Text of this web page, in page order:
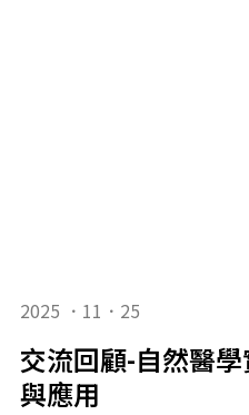
2025 ．11．25
交流回顧-自然醫
與應用